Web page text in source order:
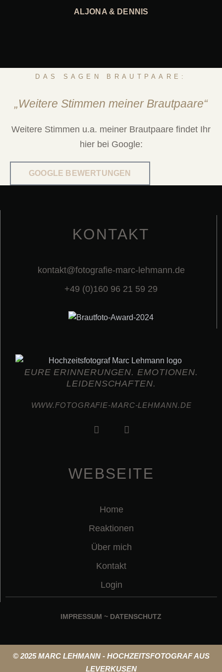
ALJONA & DENNIS
DAS SAGEN BRAUTPAARE:
„Weitere Stimmen meiner Brautpaare“
Weitere Stimmen u.a. meiner Brautpaare findet Ihr
hier bei Google:
GOOGLE BEWERTUNGEN
KONTAKT
kontakt@fotografie-marc-lehmann.de
+49 (0)160 96 21 59 29
EURE ERINNERUNGEN. EMOTIONEN.
LEIDENSCHAFTEN.
WWW.FOTOGRAFIE-MARC-LEHMANN.DE
WEBSEITE
Home
Reaktionen
Über mich
Kontakt
Login
IMPRESSUM ~ DATENSCHUTZ
© 2025 MARC LEHMANN - HOCHZEITSFOTOGRAF AUS
LEVERKUSEN